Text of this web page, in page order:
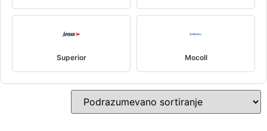
Superior Mocoll